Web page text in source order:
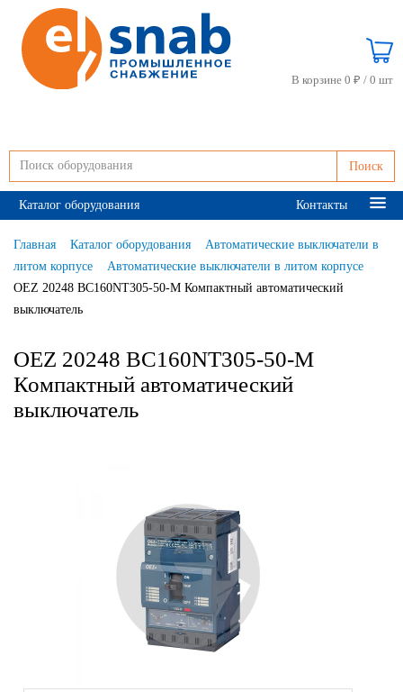
Поиск
В корзине 0 ₽ / 0 шт
Каталог оборудования Контакты
Главная Каталог оборудования
Автоматические выключатели в
литом корпусе
Автоматические выключатели в литом корпусе
OEZ 20248 BC160NT305-50-M Компактный автоматический
выключатель
OEZ 20248 BC160NT305-50-M
Компактный автоматический
выключатель